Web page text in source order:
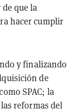
que la
hacer cumplir
y finalizando
de
SPAC; la
reformas del